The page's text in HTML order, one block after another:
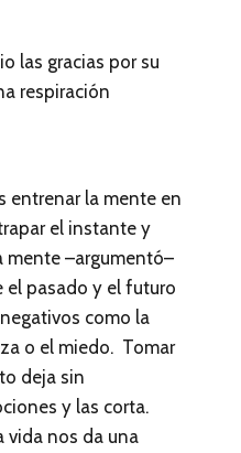
las gracias por su
respiración
entrenar la mente en
el instante y
mente –argumentó–
el pasado y el futuro
como la
o el miedo. Tomar
deja sin
y las corta.
vida nos da una